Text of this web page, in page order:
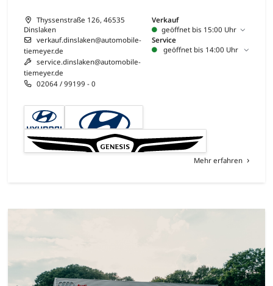
Thyssenstraße 126, 46535
Dinslaken
verkauf.dinslaken@automobile-
tiemeyer.de
service.dinslaken@automobile-
tiemeyer.de
02064 / 99199 - 0
Verkauf
geöffnet bis 15:00 Uhr
Service
geöffnet bis 14:00 Uhr
Mehr erfahren